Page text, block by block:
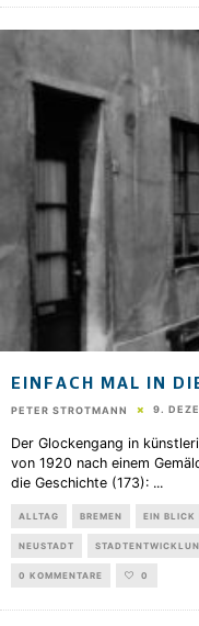
EINFACH MAL IN
PETER STROTMANN 9.
Der Glockengang in
von 1920 nach einem
die Geschichte (173): ...
ALLTAG BREMEN EIN BLICK
NEUSTADT
0 KOMMENTARE 0